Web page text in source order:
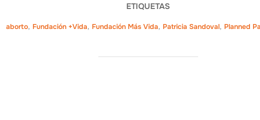
ETIQUETAS
aborto, Fundación +Vida, Fundación Más Vida, Patricia Sandoval, Planned